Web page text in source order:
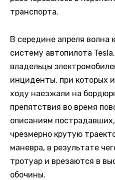
транспорта.
В середине апреля волна
систему автопилота
владельцы
инциденты, при которых
ходу наезжали на
препятствия во время
описаниям
чрезмерно крутую
маневра, в результате
тротуар и врезаются в
обочины.